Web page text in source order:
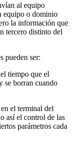
al equipo
equipo o dominio
la información que
tercero distinto del
pueden ser:
tiempo que el
se borran cuando
el terminal del
así el control de las
parámetros cada